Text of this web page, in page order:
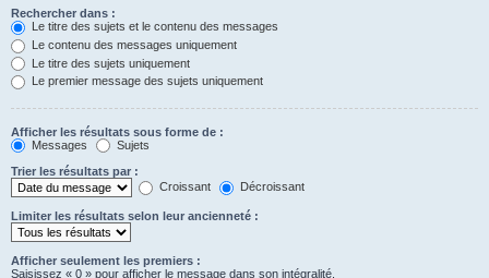
Rechercher dans :
Le titre des sujets et le contenu des messages
Le contenu des messages uniquement
Le titre des sujets uniquement
Le premier message des sujets uniquement
Afficher les résultats sous forme de :
Messages
Sujets
Trier les résultats par :
Croissant
Décroissant
Limiter les résultats selon leur ancienneté :
Afficher seulement les premiers :
Saisissez « 0 » pour afficher le message dans son intégralité.